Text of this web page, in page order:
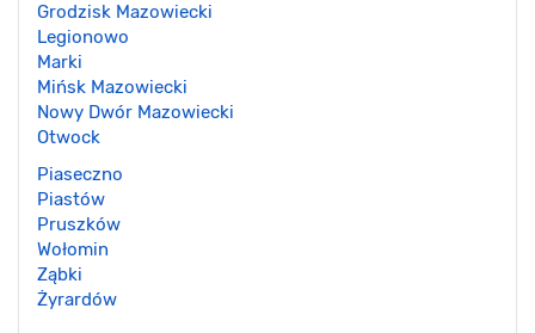
Grodzisk Mazowiecki
Legionowo
Marki
Mińsk Mazowiecki
Nowy Dwór Mazowiecki
Otwock
Piaseczno
Piastów
Pruszków
Wołomin
Ząbki
Żyrardów